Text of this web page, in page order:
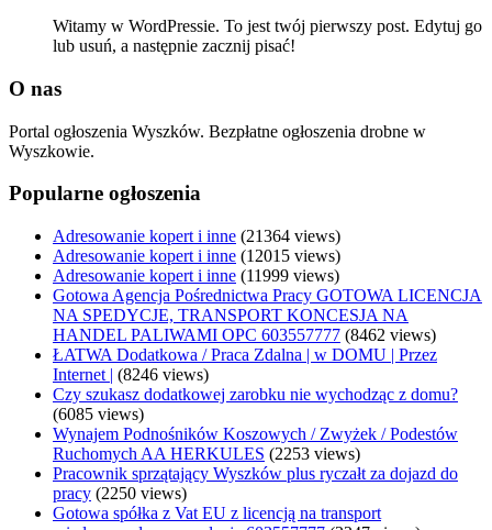
Witamy w WordPressie. To jest twój pierwszy post. Edytuj go
lub usuń, a następnie zacznij pisać!
O nas
Portal ogłoszenia Wyszków. Bezpłatne ogłoszenia drobne w
Wyszkowie.
Popularne ogłoszenia
Adresowanie kopert i inne (21364 views)
Adresowanie kopert i inne (12015 views)
Adresowanie kopert i inne (11999 views)
Gotowa Agencja Pośrednictwa Pracy GOTOWA LICENCJA
NA SPEDYCJE, TRANSPORT KONCESJA NA
HANDEL PALIWAMI OPC 603557777 (8462 views)
ŁATWA Dodatkowa / Praca Zdalna | w DOMU | Przez
Internet | (8246 views)
Czy szukasz dodatkowej zarobku nie wychodząc z domu?
(6085 views)
Wynajem Podnośników Koszowych / Zwyżek / Podestów
Ruchomych AA HERKULES (2253 views)
Pracownik sprzątający Wyszków plus ryczałt za dojazd do
pracy (2250 views)
Gotowa spółka z Vat EU z licencją na transport